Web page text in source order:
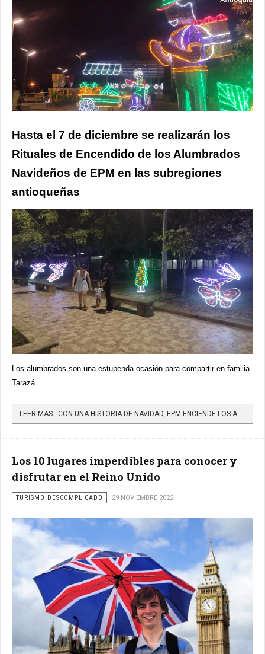
Hasta el 7 de diciembre se realizarán los
Rituales de Encendido de los Alumbrados
Navideños de EPM en las subregiones
antioqueñas
Los alumbrados son una estupenda ocasión para compartir en familia.
Tarazá
LEER MÁS…CON UNA HISTORIA DE NAVIDAD, EPM ENCIENDE LOS ALUMBRADOS NAVIDEÑOS EN 26 MUNICIPIOS Y 2...
Los 10 lugares imperdibles para conocer y
disfrutar en el Reino Unido
TURISMO DESCOMPLICADO 29 NOVIEMBRE 2022